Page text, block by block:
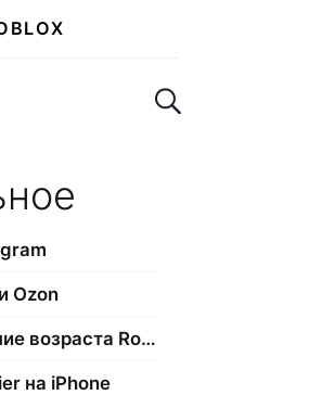
Поиск по сайту
Ozon
Подтверждение возраста Roblox
на iPhone